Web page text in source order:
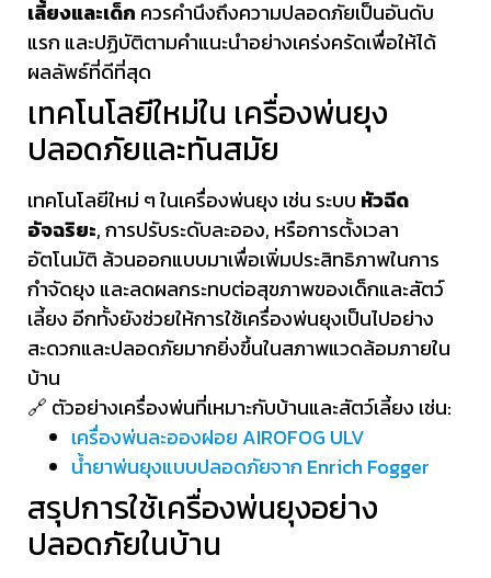
เลี้ยงและเด็ก ควรคำนึงถึงความปลอดภัยเป็นอันดับ
แรก และปฏิบัติตามคำแนะนำอย่างเคร่งครัดเพื่อให้ได้
ผลลัพธ์ที่ดีที่สุด
เทคโนโลยีใหม่ใน เครื่องพ่นยุง
ปลอดภัยและทันสมัย
เทคโนโลยีใหม่ ๆ ในเครื่องพ่นยุง เช่น ระบบ หัวฉีด
อัจฉริยะ, การปรับระดับละออง, หรือการตั้งเวลา
อัตโนมัติ ล้วนออกแบบมาเพื่อเพิ่มประสิทธิภาพในการ
กำจัดยุง และลดผลกระทบต่อสุขภาพของเด็กและสัตว์
เลี้ยง อีกทั้งยังช่วยให้การใช้เครื่องพ่นยุงเป็นไปอย่าง
สะดวกและปลอดภัยมากยิ่งขึ้นในสภาพแวดล้อมภายใน
บ้าน
🔗 ตัวอย่างเครื่องพ่นที่เหมาะกับบ้านและสัตว์เลี้ยง เช่น:
เครื่องพ่นละอองฝอย AIROFOG ULV
น้ำยาพ่นยุงแบบปลอดภัยจาก Enrich Fogger
สรุปการใช้เครื่องพ่นยุงอย่าง
ปลอดภัยในบ้าน